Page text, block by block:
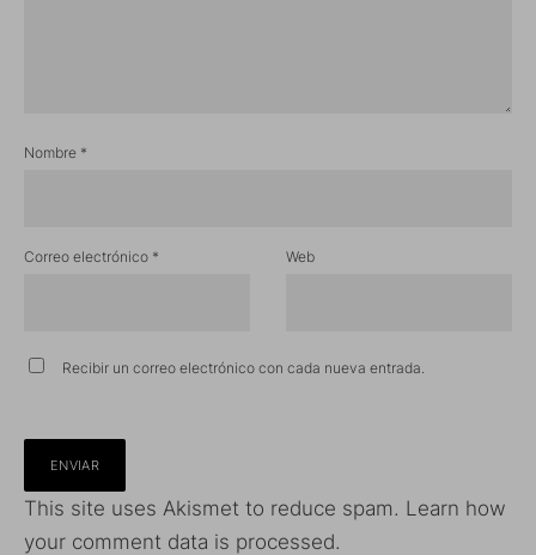
Nombre *
Correo electrónico * Web
Recibir un correo electrónico con cada nueva entrada.
This site uses Akismet to reduce spam. Learn how
your comment data is processed.